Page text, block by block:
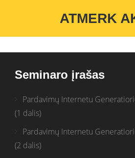
ATMERK
Seminaro įrašas
Pardavimų Internetu
(1 dalis)
Pardavimų Internetu
(2 dalis)